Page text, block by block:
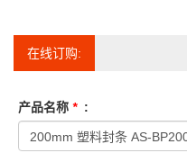
在线订购:
产品名称 * :